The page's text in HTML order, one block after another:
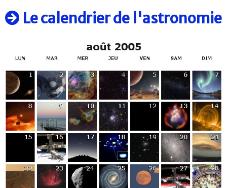
Le calendrier de l'astronomie